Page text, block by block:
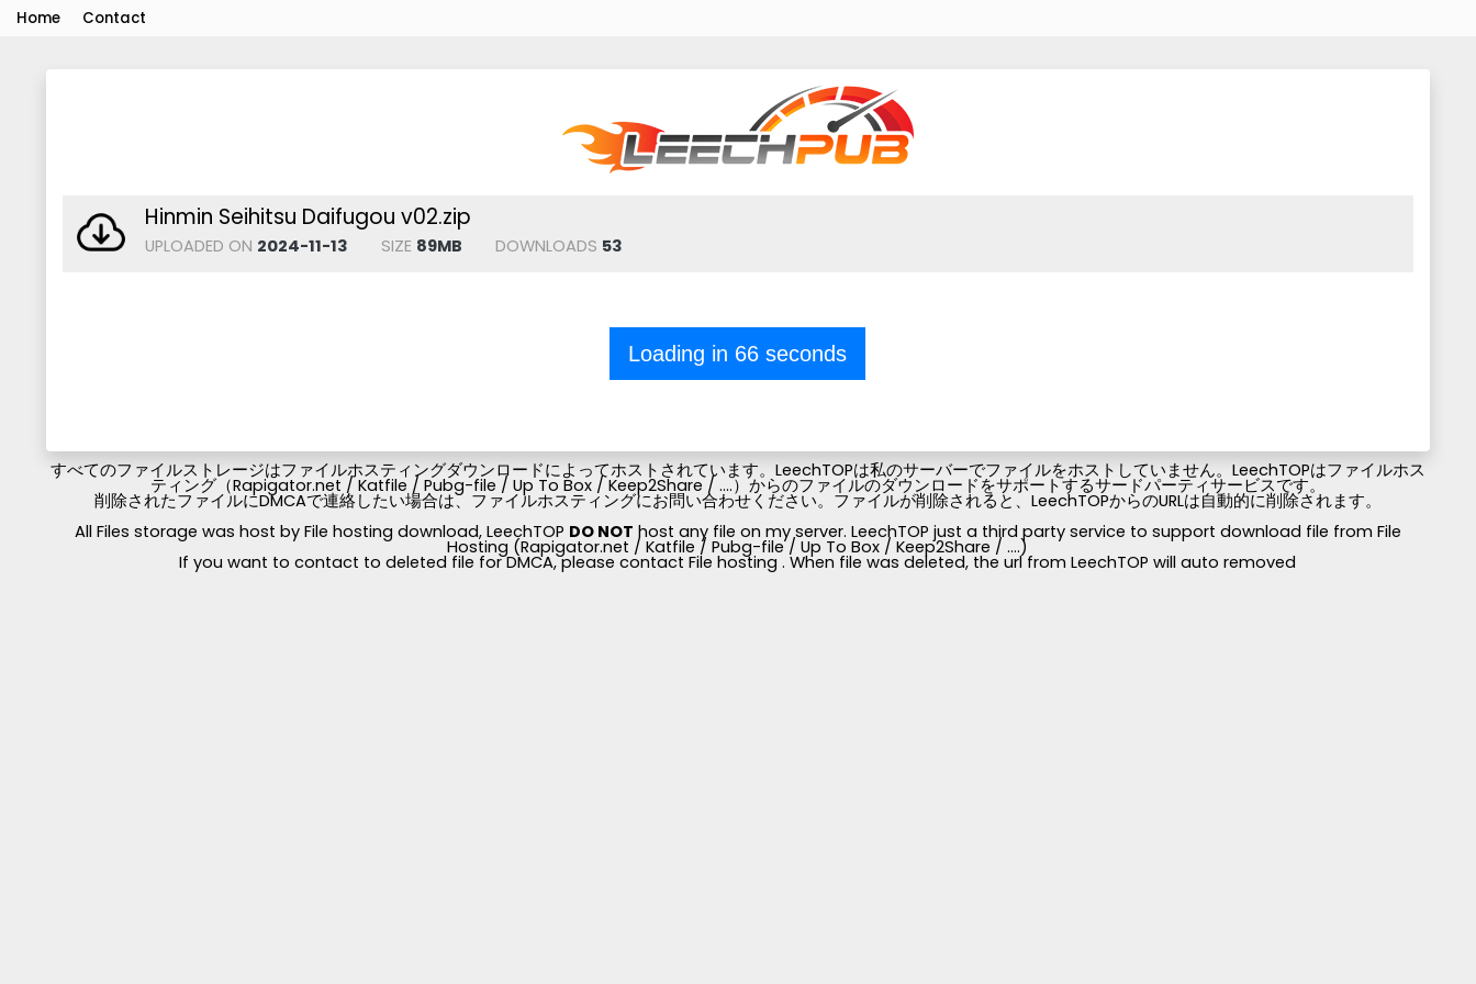
Home Contact
Hinmin Seihitsu Daifugou v02.zip
UPLOADED ON 2024-11-13 SIZE 89MB DOWNLOADS 53
Loading in 66 seconds
すべてのファイルストレージはファイルホスティングダウンロードによってホストされています。LeechTOPは私のサーバーでファイルをホストしていません。LeechTOPはファイルホス
ティング（Rapigator.net / Katfile / Pubg-file / Up To Box / Keep2Share / ....）からのファイルのダウンロードをサポートするサードパーティサービスです。
削除されたファイルにDMCAで連絡したい場合は、ファイルホスティングにお問い合わせください。ファイルが削除されると、LeechTOPからのURLは自動的に削除されます。
All Files storage was host by File hosting download, LeechTOP DO NOT host any file on my server. LeechTOP just a third party service to support download file from File
Hosting (Rapigator.net / Katfile / Pubg-file / Up To Box / Keep2Share / ....)
If you want to contact to deleted file for DMCA, please contact File hosting . When file was deleted, the url from LeechTOP will auto removed